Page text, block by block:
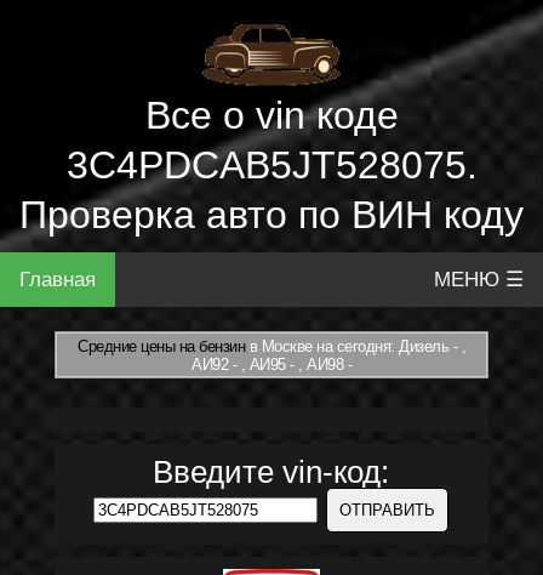
Все о vin коде
3C4PDCAB5JT528075.
Проверка авто по ВИН коду
Главная МЕНЮ ☰
Средние цены на бензинв Москве на сегодня: Дизель - ,
АИ92 - , АИ95 - , АИ98 -
Введите vin-код: